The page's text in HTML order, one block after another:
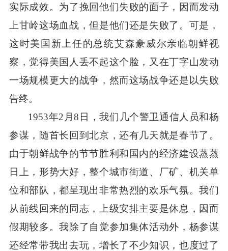
实际成效。为了挽回他们失败的面子，因而发动
上甘岭这场血战，但是他们还是失败了。可是，
这时美国新上任的总统艾森豪威尔亲临朝鲜视
察，觉得美国人丢不起这个脸，又在丁字山发动
一场规模更大的战争，然而这场战争还是以失败
告终。
1953年2月8日，我们几个警卫通信人员和杨
参谋，随首长回到北京，还有几天就是春节了。
由于朝鲜战争的节节胜利和国内的经济建设蒸蒸
日上，形势大好，整个城市街道、厂矿、机关单
位和部队，都呈现出非常热烈的欢乐气氛。我们
从前线回来的同志，上级安排主要是休息，因而
假期较多。我除了自觉参加集体活动外，杨参谋
还经常带我出去玩，增长了不少知识，也度过了